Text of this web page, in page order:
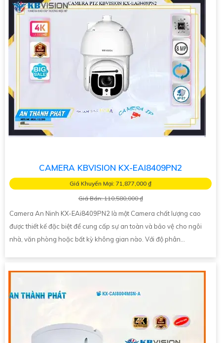
CAMERA KBVISION KX-EAI8409PN2
Giá Khuyến Mại: 71,877,000 ₫
Giá Bán: 110,580,000 ₫
Camera An Ninh KX-EAi8409PN2 là một Camera chất lượng cao
được thiết kế đặc biệt để cung cấp sự an toàn và bảo vệ cho ngôi
nhà, văn phòng hoặc bất kỳ không gian nào. Với độ phân...